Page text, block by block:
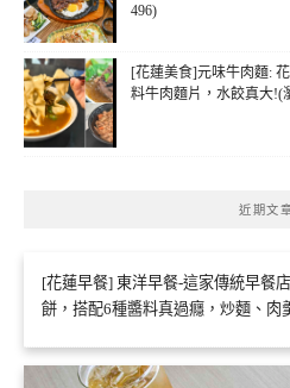
496)
[花蓮美食]元味牛肉麵:
料牛肉麵片，水餃真大!(
近期文
[花蓮早餐] 東洋早餐-這家傳統早餐
餅，搭配6種醬料真過癮，炒麵、肉